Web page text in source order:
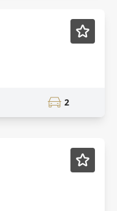
Mobiliado
2
Mobiliado